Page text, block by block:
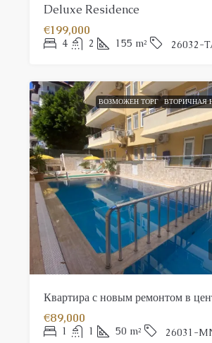
Deluxe Residence
€199,000
4 2 155 m² 26032-
ВОЗМОЖЕН ТОРГ ВТОРИЧНАЯ
Квартира с новым ремонтом в
€89,000
1 1 50 m² 26031-